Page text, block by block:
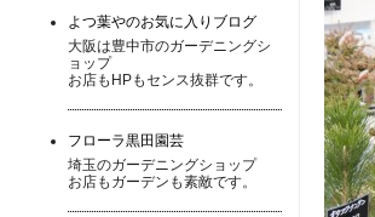
よつ葉やのお気に入りブログ
大阪は豊中市のガーデニングシ
ョップ
お店もHPもセンス抜群です。
フローラ黒田園芸
埼玉のガーデニングショップ
お店もガーデンも素敵です。